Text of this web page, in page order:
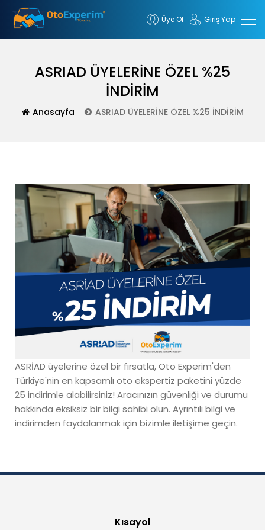
Üye Ol Giriş Yap
ASRIAD ÜYELERİNE ÖZEL %25
İNDİRİM
Anasayfa ASRIAD ÜYELERİNE ÖZEL %25 İNDİRİM
ASRİAD üyelerine özel bir fırsatla,Oto Experim'den
Türkiye'nin en kapsamlı oto ekspertiz paketini yüzde
25 indirimle alabilirsiniz! Aracınızın güvenliği ve durumu
hakkında eksiksiz bir bilgi sahibi olun. Ayrıntılı bilgi ve
indirimden faydalanmak için bizimle iletişime geçin.
Kısayol